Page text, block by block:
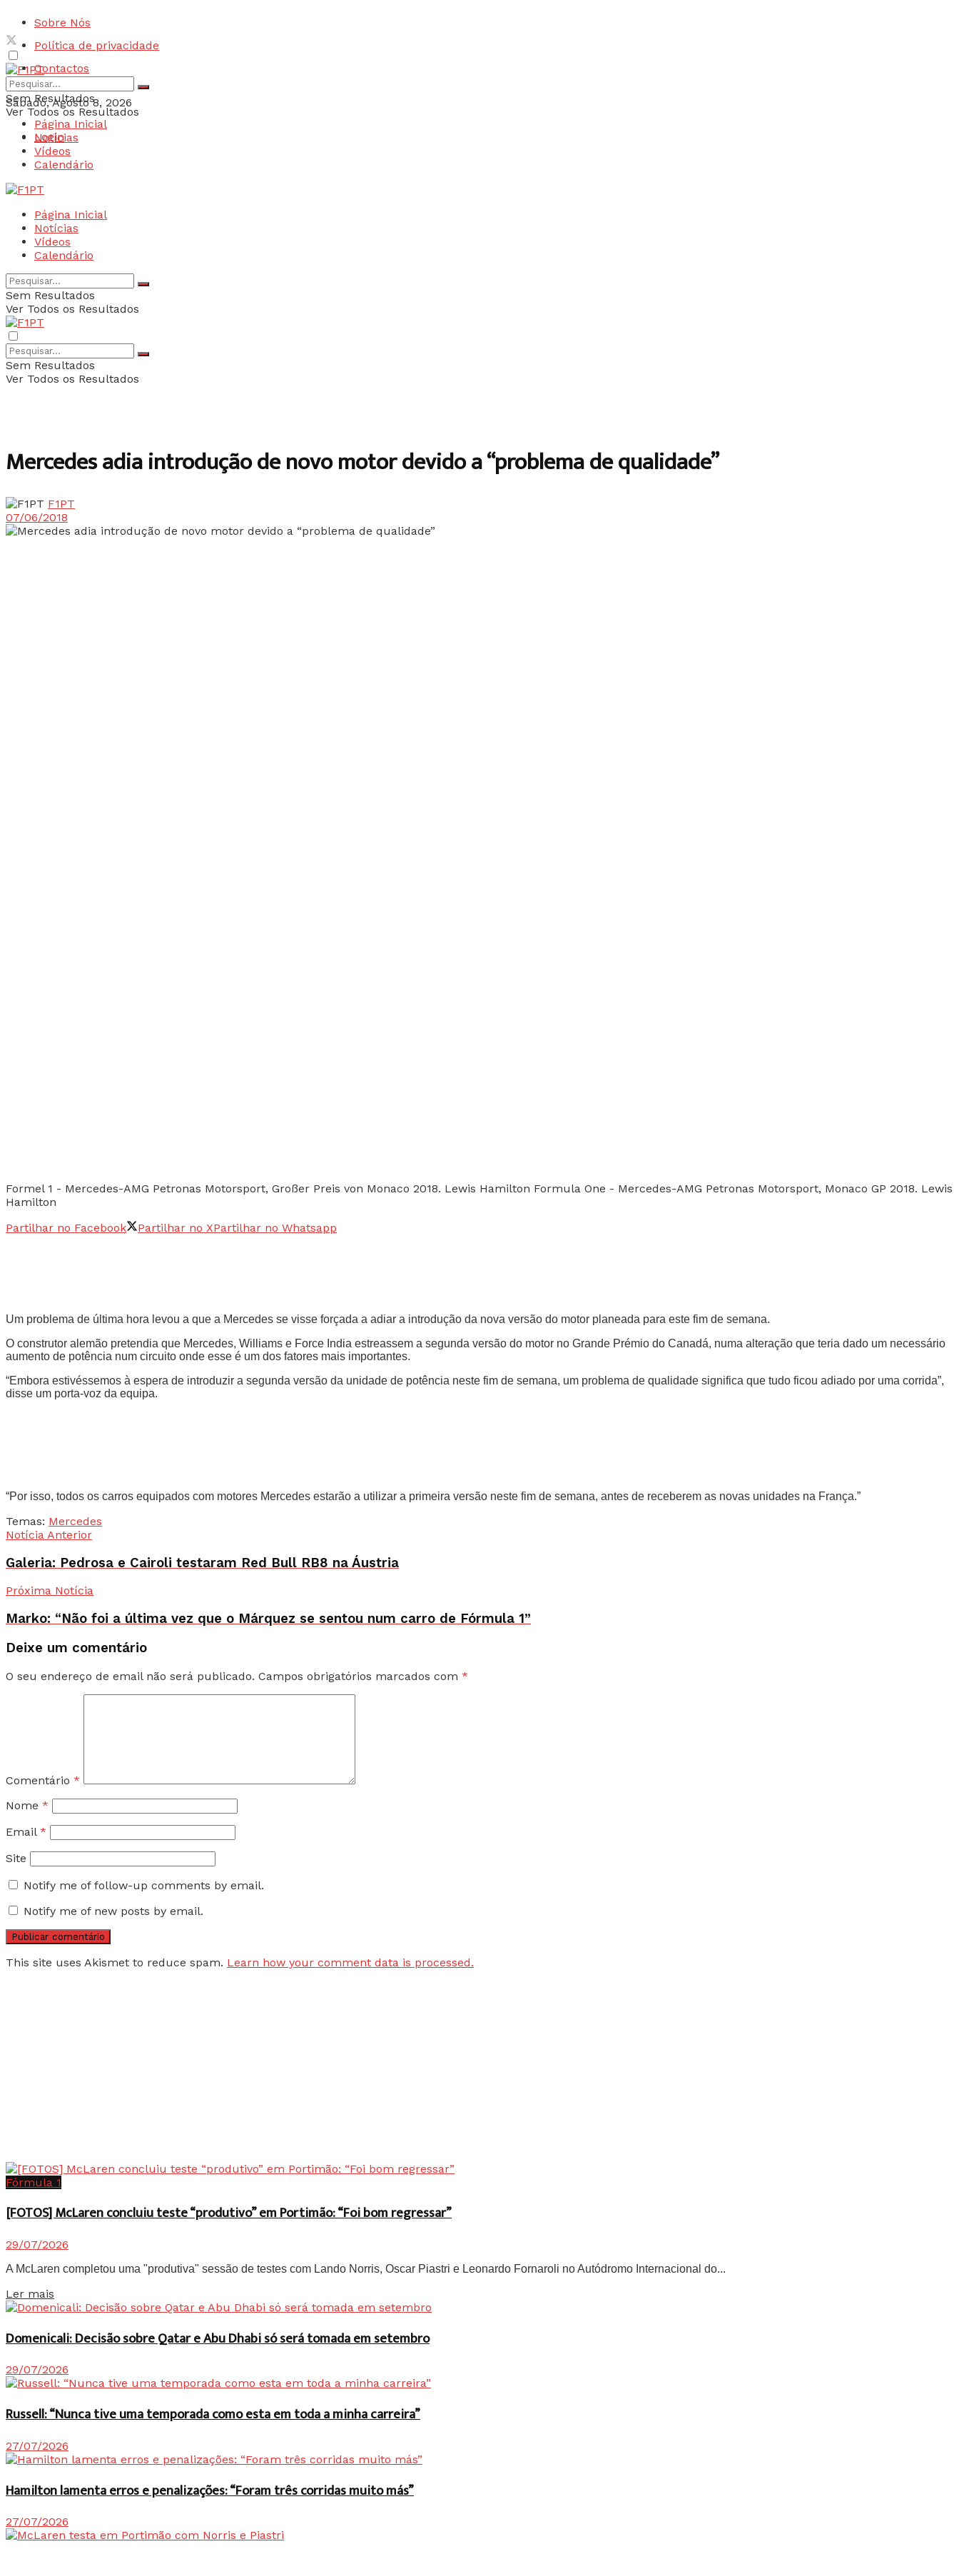
Sobre Nós
Política de privacidade
Contactos
Sábado, Agosto 8, 2026
Login
Sem Resultados
Ver Todos os Resultados
Página Inicial
Notícias
Vídeos
Calendário
Página Inicial
Notícias
Vídeos
Calendário
Sem Resultados
Ver Todos os Resultados
Sem Resultados
Ver Todos os Resultados
Mercedes adia introdução de novo motor devido a “problema de qualidade”
F1PT
07/06/2018
Formel 1 - Mercedes-AMG Petronas Motorsport, Großer Preis von Monaco 2018. Lewis Hamilton Formula One - Mercedes-AMG Petronas Motorsport, Monaco GP 2018. Lewis
Hamilton
Partilhar no Facebook
Partilhar no XPartilhar no Whatsapp
Um problema de última hora levou a que a Mercedes se visse forçada a adiar a introdução da nova versão do motor planeada para este fim de semana.
O construtor alemão pretendia que Mercedes, Williams e Force India estreassem a segunda versão do motor no Grande Prémio do Canadá, numa alteração que teria dado um necessário
aumento de potência num circuito onde esse é um dos fatores mais importantes.
“Embora estivéssemos à espera de introduzir a segunda versão da unidade de potência neste fim de semana, um problema de qualidade significa que tudo ficou adiado por uma corrida”,
disse um porta-voz da equipa.
“Por isso, todos os carros equipados com motores Mercedes estarão a utilizar a primeira versão neste fim de semana, antes de receberem as novas unidades na França.”
Temas: Mercedes
Notícia Anterior
Galeria: Pedrosa e Cairoli testaram Red Bull RB8 na Áustria
Próxima Notícia
Marko: “Não foi a última vez que o Márquez se sentou num carro de Fórmula 1”
Deixe um comentário
O seu endereço de email não será publicado. Campos obrigatórios marcados com *
Comentário *
Nome *
Email *
Site
Notify me of follow-up comments by email.
Notify me of new posts by email.
This site uses Akismet to reduce spam. Learn how your comment data is processed.
Fórmula 1
[FOTOS] McLaren concluiu teste “produtivo” em Portimão: “Foi bom regressar”
29/07/2026
A McLaren completou uma "produtiva" sessão de testes com Lando Norris, Oscar Piastri e Leonardo Fornaroli no Autódromo Internacional do...
Ler mais
Domenicali: Decisão sobre Qatar e Abu Dhabi só será tomada em setembro
29/07/2026
Russell: “Nunca tive uma temporada como esta em toda a minha carreira”
27/07/2026
Hamilton lamenta erros e penalizações: “Foram três corridas muito más”
27/07/2026